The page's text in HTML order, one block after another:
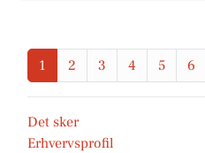
1 2 3 4 5 6
Det sker
Erhvervsprofil